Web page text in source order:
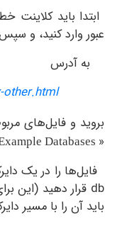
باید کلاینت خط فرمان
کنید، و سپس مراحل
other.html
و فایل‌های مربوط به
Example
»
را در یک دایرکتوری
دهید (این برای دو
را با مسیر دایرکتوری